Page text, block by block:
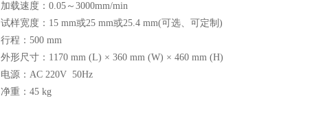
加载速度：0.05～3000mm/min
试样宽度：15 mm或25 mm或25.4 mm(可选、可定制)
行程：500 mm
外形尺寸：1170 mm (L) × 360 mm (W) × 460 mm (H)
电源：AC 220V 50Hz
净重：45 kg